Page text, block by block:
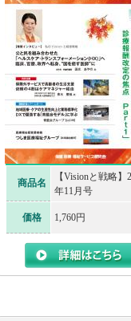
商品名
【Visionと戦略】
年11月号
価格 1,760円